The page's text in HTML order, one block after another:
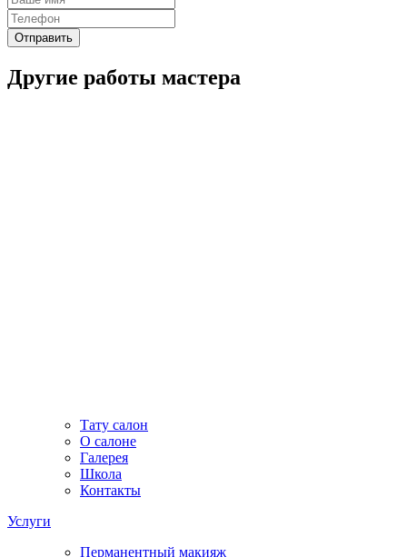
Отправить
Другие работы мастера
Тату салон
О салоне
Галерея
Школа
Контакты
Услуги
Перманентный макияж